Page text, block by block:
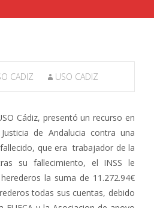
CADIZ USO CADIZ
Cádiz, presentó un recurso en
de Andalucia contra una
que era trabajador de la
su fallecimiento, el INSS le
la suma de 11.272.94€
todas sus cuentas, debido